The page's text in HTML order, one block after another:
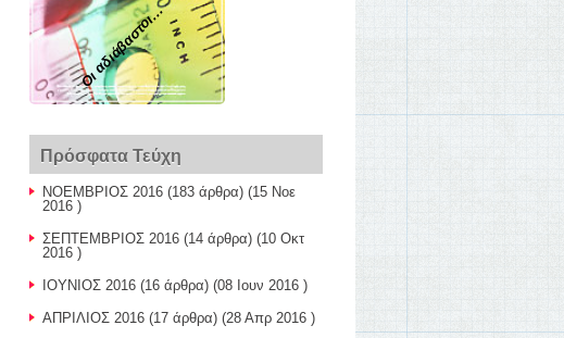
Οι αδιάβαστοι...
Πρόσφατα Τεύχη
ΝΟΕΜΒΡΙΟΣ 2016 (183 άρθρα) (15 Νοε
2016 )
ΣΕΠΤΕΜΒΡΙΟΣ 2016 (14 άρθρα) (10 Οκτ
2016 )
ΙΟΥΝΙΟΣ 2016 (16 άρθρα) (08 Ιουν 2016 )
ΑΠΡΙΛΙΟΣ 2016 (17 άρθρα) (28 Απρ 2016 )